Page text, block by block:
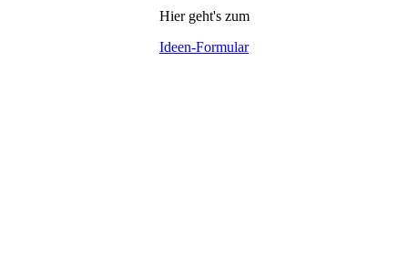
Hier geht's zum
Ideen-Formular